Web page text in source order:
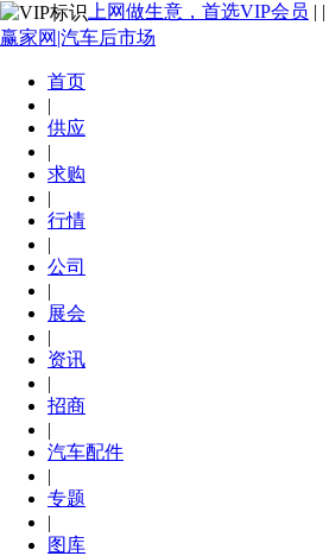
上网做生意，首选VIP会员 | |
赢家网|汽车后市场
首页
|
供应
|
求购
|
行情
|
公司
|
展会
|
资讯
|
招商
|
汽车配件
|
专题
|
图库